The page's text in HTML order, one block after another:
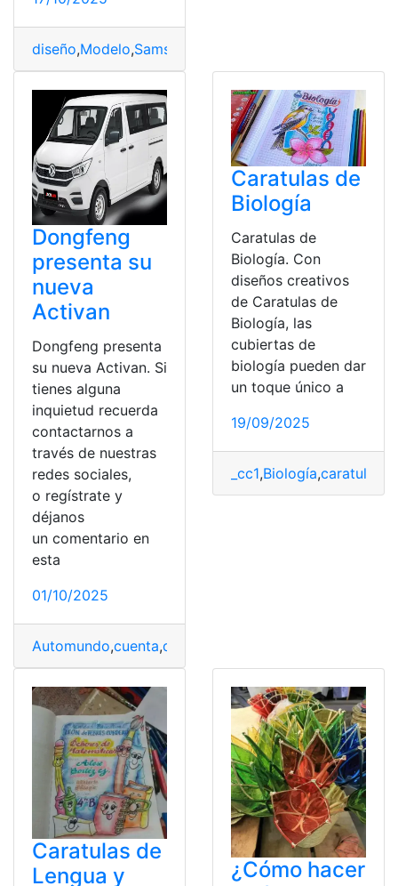
diseño,Modelo,Samsung
Dongfeng
presenta su
nueva
Activan
Dongfeng presenta
su nueva Activan. Si
tienes alguna
inquietud recuerda
contactarnos a
través de nuestras
redes sociales,
o regístrate y
déjanos
un comentario en
esta
01/10/2025
Automundo,cuenta,diseño
Caratulas de
Biología
Caratulas de
Biología. Con
diseños creativos
de Caratulas de
Biología, las
cubiertas de
biología pueden dar
un toque único a
19/09/2025
_cc1,Biología,caratulas
Caratulas de
Lengua y
¿Cómo hacer